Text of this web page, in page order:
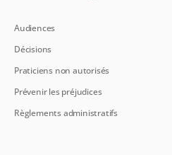
Audiences
Décisions
Praticiens non autorisés
Prévenir les préjudices
Règlements administratifs